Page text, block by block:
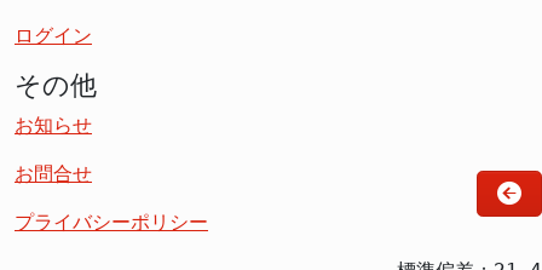
ログイン
その他
お知らせ
お問合せ
プライバシーポリシー